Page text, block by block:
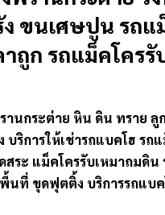
ง ขนเศษปูน รถแ
าถูก รถแม็คโครรั
านกระต่าย หิน ดิน ทราย ลู
บริการให้เช่ารถแบคโฮ รถ
สระ แม็คโครรับเหมาถมดิน
พื้นที่ ขุดฟุตติ้ง บริการรถแบ